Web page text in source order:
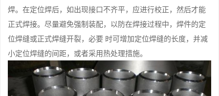
焊。在定位焊后，如出现接口不齐平，应进行校正，然后才能
正式焊接。尽量避免强制装配，以防在焊接过程中，焊件的定
位焊缝或正式焊缝开裂，必要 时可增加定位焊缝的长度，并减
小定位焊缝的间距，或者采用热处理措施。